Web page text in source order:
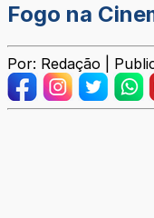
Fogo na
Por: Redação |